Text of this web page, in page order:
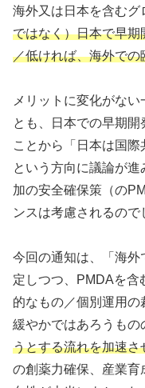
海外又は日本を含むグ
ではなく）日本で早
／低ければ、海外での
メリットに変化がない
とも、日本での早期
ことから「日本は国際
という方向に議論が
加の安全確保策（の
ンスは考慮されるので
今回の通知は、「海
定しつつ、PMDAを含
的なもの／個別運用の
緩やかではあろうもの
うとする流れを加速さ
の創薬力確保、産業